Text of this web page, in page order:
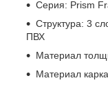
Серия: Prism
Структура: 3
ПВХ
Материал
Материал